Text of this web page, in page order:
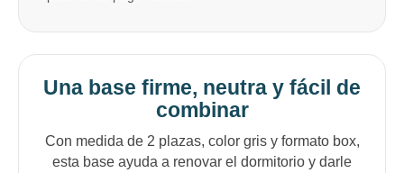
Una base firme, neutra y fácil de
combinar
Con medida de 2 plazas, color gris y formato box,
esta base ayuda a renovar el dormitorio y darle